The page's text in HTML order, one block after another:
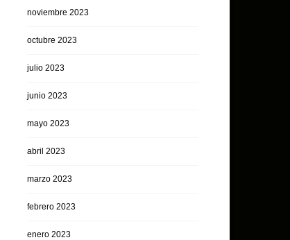
noviembre 2023
octubre 2023
julio 2023
junio 2023
mayo 2023
abril 2023
marzo 2023
febrero 2023
enero 2023